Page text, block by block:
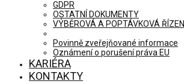
GDPR
OSTATNÍ DOKUMENTY
VÝBĚROVÁ A POPTÁVKOVÁ ŘÍZENÍ
Povinně zveřejňované informace
Oznámení o porušení práva EU
KARIÉRA
KONTAKTY